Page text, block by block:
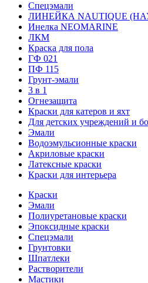
Спецэмали
ЛИНЕЙКА NAUTIQUE
Инелка NEOMARINE
ЛКМ
Краска для пола
ГФ 021
ПФ 115
Грунт-эмали
3 в 1
Огнезащита
Краски для катеров и яхт
Для детских учреждений и
Эмали
Водоэмульсионные краски
Акриловые краски
Латексные краски
Краски для интерьера
Краски
Эмали
Полиуретановые краски
Эпоксидные краски
Спецэмали
Грунтовки
Шпатлеки
Растворители
Мастики